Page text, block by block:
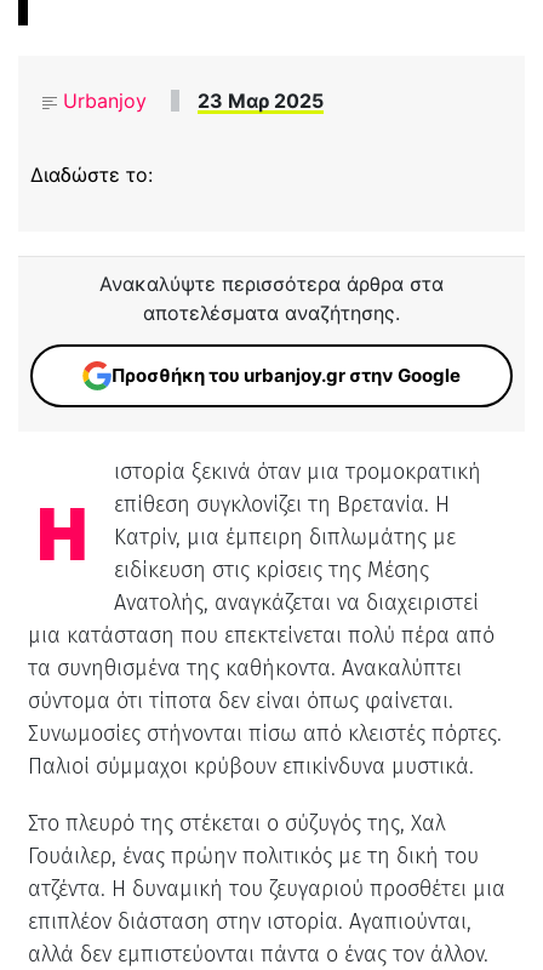
Urbanjoy 23 Μαρ 2025
Διαδώστε το:
Ανακαλύψτε περισσότερα άρθρα στα
αποτελέσματα αναζήτησης.
Προσθήκη του urbanjoy.gr στην Google
Η
ιστορία ξεκινά όταν μια τρομοκρατική
επίθεση συγκλονίζει τη Βρετανία. Η
Κατρίν, μια έμπειρη διπλωμάτης με
ειδίκευση στις κρίσεις της Μέσης
Ανατολής, αναγκάζεται να διαχειριστεί
μια κατάσταση που επεκτείνεται πολύ πέρα από
τα συνηθισμένα της καθήκοντα. Ανακαλύπτει
σύντομα ότι τίποτα δεν είναι όπως φαίνεται.
Συνωμοσίες στήνονται πίσω από κλειστές πόρτες.
Παλιοί σύμμαχοι κρύβουν επικίνδυνα μυστικά.
Στο πλευρό της στέκεται ο σύζυγός της, Χαλ
Γουάιλερ, ένας πρώην πολιτικός με τη δική του
ατζέντα. Η δυναμική του ζευγαριού προσθέτει μια
επιπλέον διάσταση στην ιστορία. Αγαπιούνται,
αλλά δεν εμπιστεύονται πάντα ο ένας τον άλλον.